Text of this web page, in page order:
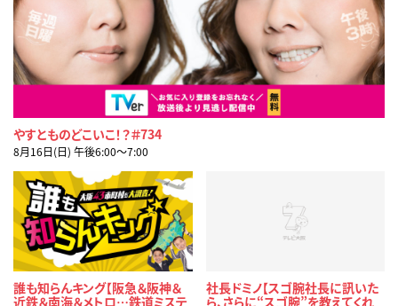
やすとものどこいこ！？＃734
8月16日(日) 午後6:00〜7:00
誰も知らんキング【阪急＆阪神＆
近鉄＆南海＆メトロ…鉄道ミステ
社長ドミノ【スゴ腕社長に訊いた
ら、さらに“スゴ腕”を教えてくれ